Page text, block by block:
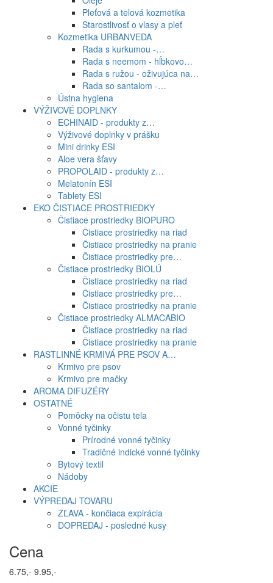
Pleťová a telová kozmetika
Starostlivosť o vlasy a pleť
Kozmetika URBANVEDA
Rada s kurkumou -…
Rada s neemom - hĺbkovo…
Rada s ružou - oživujúca na…
Rada so santalom -…
Ústna hygiena
VÝŽIVOVÉ DOPLNKY
ECHINAID - produkty z…
Výživové doplnky v prášku
Mini drinky ESI
Aloe vera šťavy
PROPOLAID - produkty z…
Melatonín ESI
Tablety ESI
EKO ČISTIACE PROSTRIEDKY
Čistiace prostriedky BIOPURO
Čistiace prostriedky na riad
Čistiace prostriedky na pranie
Čistiace prostriedky pre…
Čistiace prostriedky BIOLÚ
Čistiace prostriedky na riad
Čistiace prostriedky pre…
Čistiace prostriedky na pranie
Čistiace prostriedky ALMACABIO
Čistiace prostriedky na riad
Čistiace prostriedky na pranie
RASTLINNÉ KRMIVÁ PRE PSOV A…
Krmivo pre psov
Krmivo pre mačky
AROMA DIFUZÉRY
OSTATNÉ
Pomôcky na očistu tela
Vonné tyčinky
Prírodné vonné tyčinky
Tradičné indické vonné tyčinky
Bytový textil
Nádoby
AKCIE
VÝPREDAJ TOVARU
ZĽAVA - končiaca expirácia
DOPREDAJ - posledné kusy
Cena
6.75,- 9.95,-